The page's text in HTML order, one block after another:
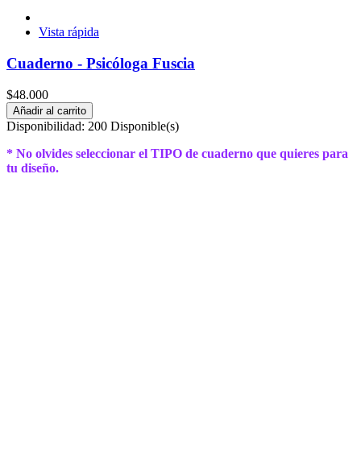
Vista rápida
Cuaderno - Psicóloga Fuscia
$48.000
Añadir al carrito
Disponibilidad: 200 Disponible(s)
* No olvides seleccionar el TIPO de cuaderno que quieres para
tu diseño.